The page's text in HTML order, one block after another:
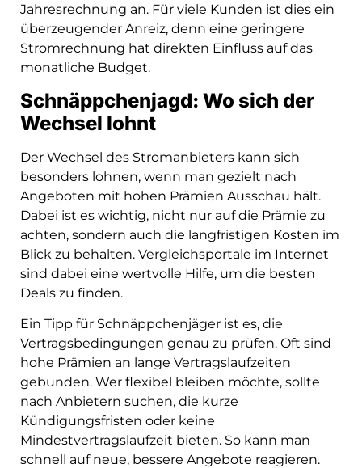
Jahresrechnung an. Für viele Kunden ist dies ein
überzeugender Anreiz, denn eine geringere
Stromrechnung hat direkten Einfluss auf das
monatliche Budget.
Schnäppchenjagd: Wo sich der
Wechsel lohnt
Der Wechsel des Stromanbieters kann sich
besonders lohnen, wenn man gezielt nach
Angeboten mit hohen Prämien Ausschau hält.
Dabei ist es wichtig, nicht nur auf die Prämie zu
achten, sondern auch die langfristigen Kosten im
Blick zu behalten. Vergleichsportale im Internet
sind dabei eine wertvolle Hilfe, um die besten
Deals zu finden.
Ein Tipp für Schnäppchenjäger ist es, die
Vertragsbedingungen genau zu prüfen. Oft sind
hohe Prämien an lange Vertragslaufzeiten
gebunden. Wer flexibel bleiben möchte, sollte
nach Anbietern suchen, die kurze
Kündigungsfristen oder keine
Mindestvertragslaufzeit bieten. So kann man
schnell auf neue, bessere Angebote reagieren.